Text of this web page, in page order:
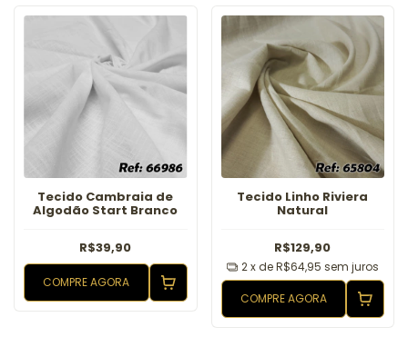
Tecido Cambraia de
Algodão Start Branco
R$39,90
COMPRE AGORA
Tecido Linho Riviera
Natural
R$129,90
2x deR$64,95 sem juros
COMPRE AGORA